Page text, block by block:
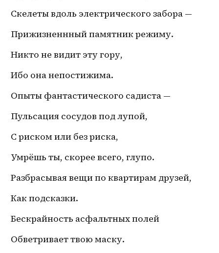
Скелеты вдоль электрического забора —
Прижизненнный памятник режиму.
Никто не видит эту гору,
Ибо она непостижима.
Опыты фантастического садиста —
Пульсация сосудов под лупой,
С риском или без риска,
Умрёшь ты, скорее всего, глупо.
Разбрасывая вещи по квартирам друзей,
Как подсказки.
Бескрайность асфальтных полей
Обветривает твою маску.